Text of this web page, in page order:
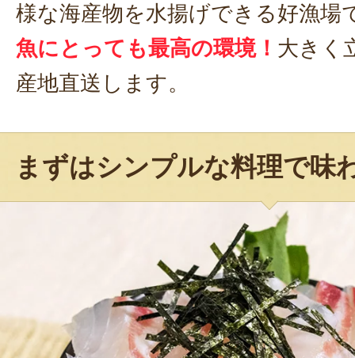
様な海産物を水揚げできる好漁場
魚にとっても最高の環境！ 大きく
産地直送します。
まずはシンプルな料理で味